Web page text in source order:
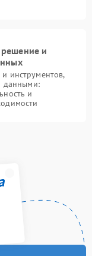
и
инструментов,
данными:
и